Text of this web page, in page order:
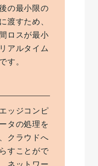
の最小限の
渡すため、
ロスが最小
アルタイム
す。
ッジコンピ
タの処理を
クラウドへ
すことがで